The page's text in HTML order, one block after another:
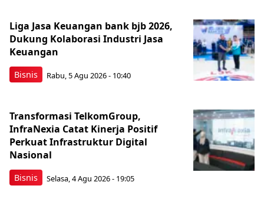
Bisnis
Liga Jasa Keuangan bank bjb 2026,
Dukung Kolaborasi Industri Jasa
Keuangan
Rabu, 5 Agu 2026 - 10:40
Bisnis
Transformasi TelkomGroup,
InfraNexia Catat Kinerja Positif
Perkuat Infrastruktur Digital
Nasional
Selasa, 4 Agu 2026 - 19:05